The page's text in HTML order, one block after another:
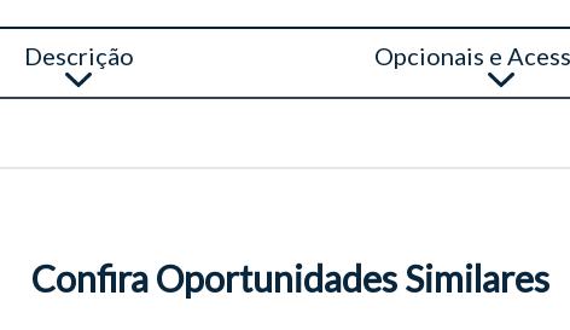
Descrição Opcionais e
Confira Oportunidades Similares